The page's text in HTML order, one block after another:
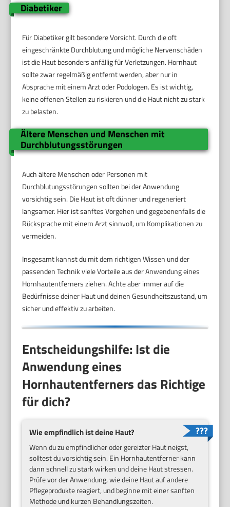
Diabetiker
Für Diabetiker gilt besondere Vorsicht. Durch die oft
eingeschränkte Durchblutung und mögliche Nervenschäden
ist die Haut besonders anfällig für Verletzungen. Hornhaut
sollte zwar regelmäßig entfernt werden, aber nur in
Absprache mit einem Arzt oder Podologen. Es ist wichtig,
keine offenen Stellen zu riskieren und die Haut nicht zu stark
zu belasten.
Ältere Menschen und Menschen mit
Durchblutungsstörungen
Auch ältere Menschen oder Personen mit
Durchblutungsstörungen sollten bei der Anwendung
vorsichtig sein. Die Haut ist oft dünner und regeneriert
langsamer. Hier ist sanftes Vorgehen und gegebenenfalls die
Rücksprache mit einem Arzt sinnvoll, um Komplikationen zu
vermeiden.
Insgesamt kannst du mit dem richtigen Wissen und der
passenden Technik viele Vorteile aus der Anwendung eines
Hornhautentferners ziehen. Achte aber immer auf die
Bedürfnisse deiner Haut und deinen Gesundheitszustand, um
sicher und effektiv zu arbeiten.
Entscheidungshilfe: Ist die
Anwendung eines
Hornhautentferners das Richtige
für dich?
Wie empfindlich ist deine Haut?
Wenn du zu empfindlicher oder gereizter Haut neigst,
solltest du vorsichtig sein. Ein Hornhautentferner kann
dann schnell zu stark wirken und deine Haut stressen.
Prüfe vor der Anwendung, wie deine Haut auf andere
Pflegeprodukte reagiert, und beginne mit einer sanften
Methode und kurzen Behandlungszeiten.